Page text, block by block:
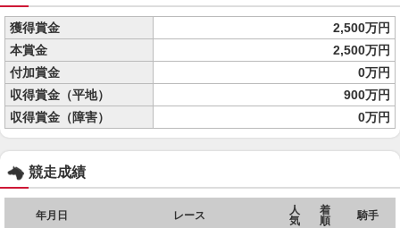
獲得賞金
2,500万円
本賞金
2,500万円
付加賞金
0万円
収得賞金（平地）
900万円
収得賞金（障害）
0万円
競走成績
年月日 レース
人
気
着
順
騎手